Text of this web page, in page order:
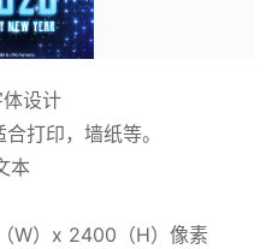
设计
打印，墙纸等。
本
W）x 2400（H）像素